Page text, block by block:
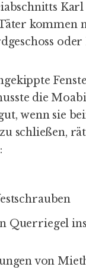
kommen
die
wenn sie
schließen,
Querriegel
von